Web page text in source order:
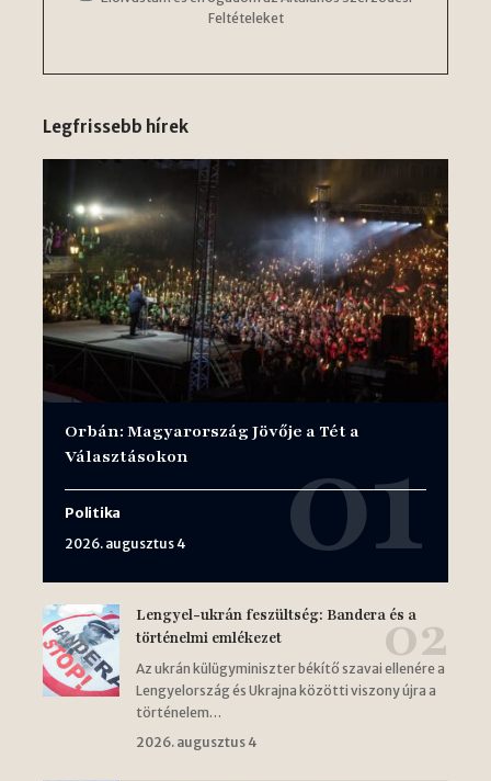
Feltételeket
Legfrissebb hírek
Orbán: Magyarország Jövője a Tét a
Választásokon
Politika
2026. augusztus 4
Lengyel-ukrán feszültség: Bandera és a
történelmi emlékezet
Az ukrán külügyminiszter békítő szavai ellenére a
Lengyelország és Ukrajna közötti viszony újra a
történelem…
2026. augusztus 4